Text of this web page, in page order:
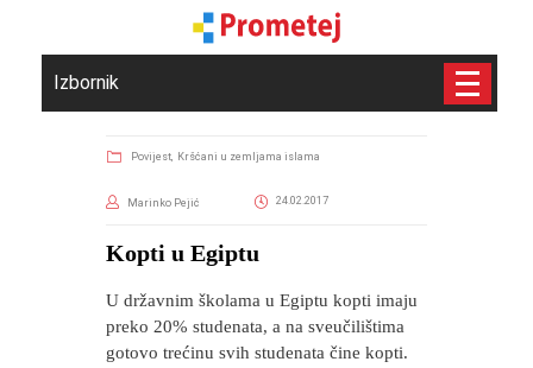
Izbornik
Povijest, Kršćani u zemljama islama
Marinko Pejić 24.02.2017
Kopti u Egiptu
U državnim školama u Egiptu kopti imaju
preko 20% studenata, a na sveučilištima
gotovo trećinu svih studenata čine kopti.